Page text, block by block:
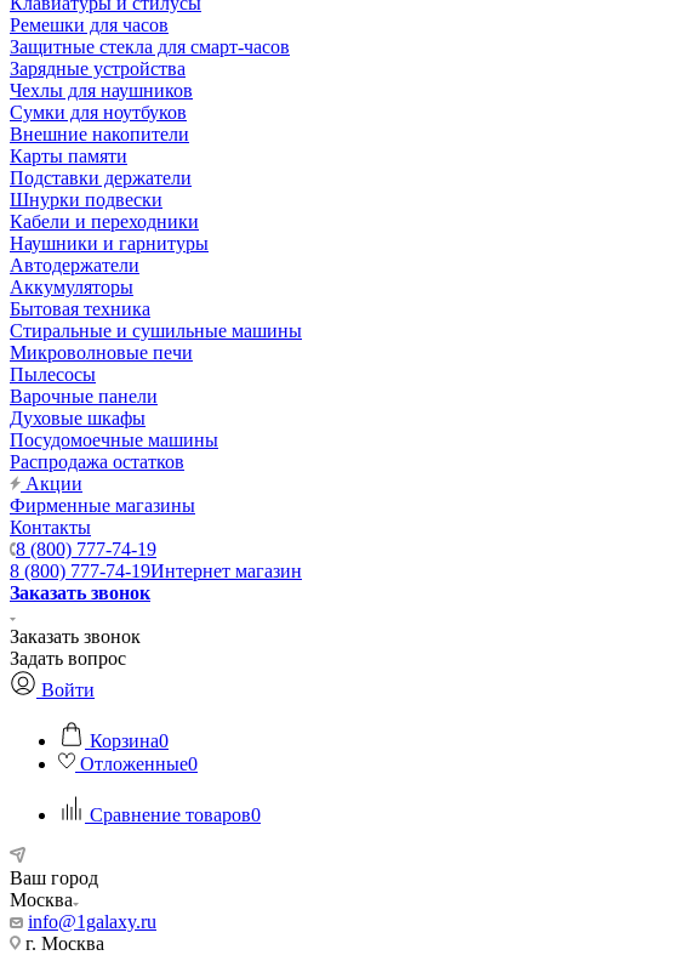
Ремешки для часов
Защитные стекла для смарт-часов
Зарядные устройства
Чехлы для наушников
Сумки для ноутбуков
Внешние накопители
Карты памяти
Подставки держатели
Шнурки подвески
Кабели и переходники
Наушники и гарнитуры
Автодержатели
Аккумуляторы
Бытовая техника
Стиральные и сушильные машины
Микроволновые печи
Пылесосы
Варочные панели
Духовые шкафы
Посудомоечные машины
Распродажа остатков
Акции
Фирменные магазины
Контакты
8 (800) 777-74-19
8 (800) 777-74-19Интернет магазин
Заказать звонок
Заказать звонок
Задать вопрос
Войти
Корзина0
Отложенные0
Сравнение товаров0
Ваш город
Москва
info@1galaxy.ru
г. Москва